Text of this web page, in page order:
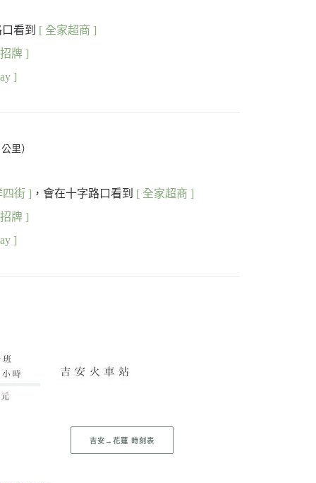
看到 [ 全家超商 ]
牌 ]
]
里）
四街 ] ，會在十字路口看到 [ 全家超商 ]
牌 ]
]
吉安→花蓮 時刻表